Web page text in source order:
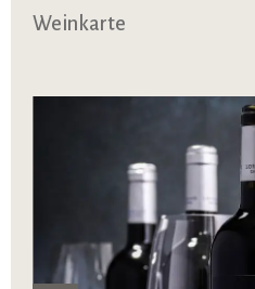
Weinkarte
Bildergalerie überspringen